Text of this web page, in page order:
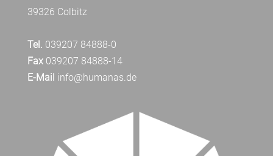
39326 Colbitz
Tel. 039207 84888-0
Fax039207 84888-14
E-Mail info@humanas.de